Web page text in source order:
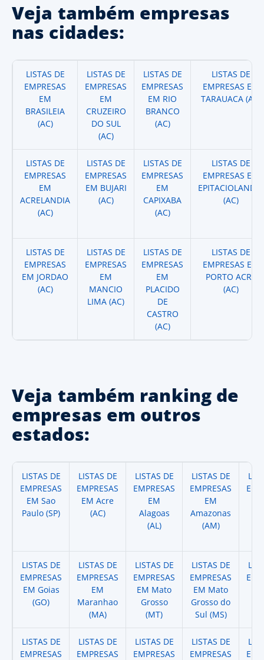
Veja também empresas
nas cidades:
LISTAS DE
EMPRESAS
EM
BRASILEIA
(AC)
LISTAS DE
EMPRESAS
EM
CRUZEIRO
DO SUL
(AC)
LISTAS DE
EMPRESAS
EM RIO
BRANCO
(AC)
LISTAS DE
EMPRESAS EM
TARAUACA (AC)
LISTAS DE
EMPRESAS
EM
ACRELANDIA
(AC)
LISTAS DE
EMPRESAS
EM BUJARI
(AC)
LISTAS DE
EMPRESAS
EM
CAPIXABA
(AC)
LISTAS DE
EMPRESAS EM
EPITACIOLANDIA
(AC)
LISTAS DE
EMPRESAS
EM JORDAO
(AC)
LISTAS DE
EMPRESAS
EM
MANCIO
LIMA (AC)
LISTAS DE
EMPRESAS
EM
PLACIDO
DE
CASTRO
(AC)
LISTAS DE
EMPRESAS EM
PORTO ACRE
(AC)
Veja também ranking de
empresas em outros
estados:
LISTAS DE
EMPRESAS
EM Sao
Paulo (SP)
LISTAS DE
EMPRESAS
EM Acre
(AC)
LISTAS DE
EMPRESAS
EM
Alagoas
(AL)
LISTAS DE
EMPRESAS
EM
Amazonas
(AM)
LISTAS DE
EMPRESAS
EM Goias
(GO)
LISTAS DE
EMPRESAS
EM
Maranhao
(MA)
LISTAS DE
EMPRESAS
EM Mato
Grosso
(MT)
LISTAS DE
EMPRESAS
EM Mato
Grosso do
Sul (MS)
LISTAS DE
EMPRESAS
LISTAS DE
EMPRESAS
LISTAS DE
EMPRESAS
LISTAS DE
EMPRESAS